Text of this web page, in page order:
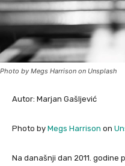
Photo by Megs Harrison on Unsplash
Autor: Marjan Gašljević
Photo by Megs Harrison on
Na današnji dan 2011. godine